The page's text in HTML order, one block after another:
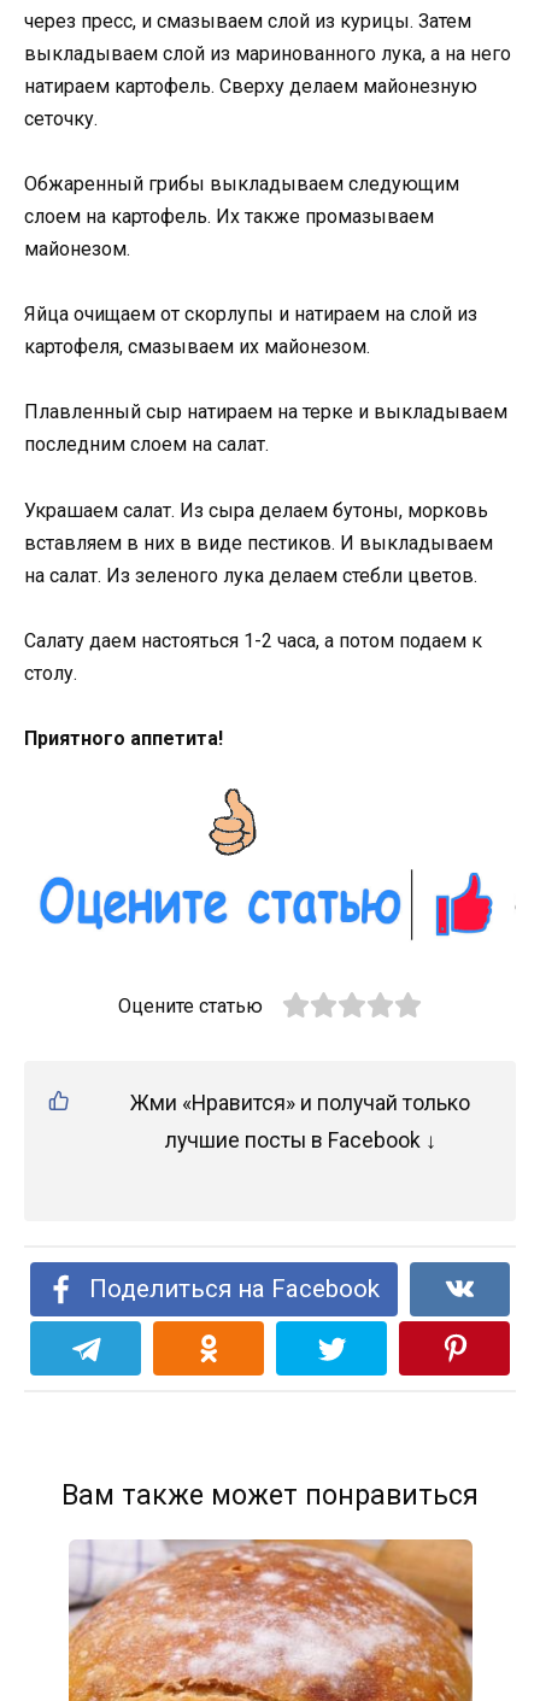
через пресс, и смазываем слой из курицы. Затем
выкладываем слой из маринованного лука, а на него
натираем картофель. Сверху делаем майонезную
сеточку.
Обжаренный грибы выкладываем следующим
слоем на картофель. Их также промазываем
майонезом.
Яйца очищаем от скорлупы и натираем на слой из
картофеля, смазываем их майонезом.
Плавленный сыр натираем на терке и выкладываем
последним слоем на салат.
Украшаем салат. Из сыра делаем бутоны, морковь
вставляем в них в виде пестиков. И выкладываем
на салат. Из зеленого лука делаем стебли цветов.
Салату даем настояться 1-2 часа, а потом подаем к
столу.
Приятного аппетита!
Оцените статью
Жми «Нравится» и получай только
лучшие посты в Facebook ↓
Поделиться на Facebook
Вам также может понравиться